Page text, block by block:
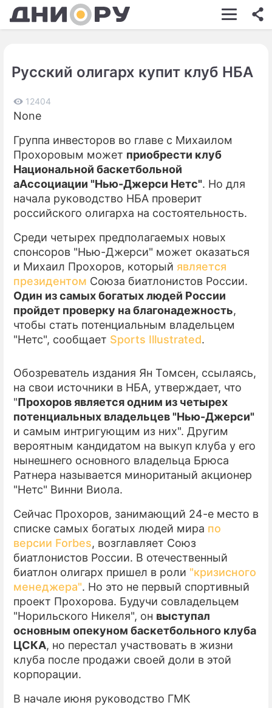
ШОУ-БИЗНЕС
КИНО
ЭКОНОМИКА
ПРОИСШЕСТВИЯ
СОННИК
СЕРИАЛЫ
ИГРЫ
ПРЕСС-РЕЛИЗЫ
О ПРОЕКТЕ
Русский олигарх купит клуб НБА
12404
None
Группа инвесторов во главе с Михаилом
Прохоровым может приобрести клуб
Национальной баскетбольной
аАссоциации "Нью-Джерси Нетс". Но для
начала руководство НБА проверит
российского олигарха на состоятельность.
Среди четырех предполагаемых новых
спонсоров "Нью-Джерси" может оказаться
и Михаил Прохоров, который является
президентом Союза биатлонистов России.
Один из самых богатых людей России
пройдет проверку на благонадежность,
чтобы стать потенциальным владельцем
"Нетс", сообщает Sports Illustrated.
Обозреватель издания Ян Томсен, ссылаясь,
на свои источники в НБА, утверждает, что
"Прохоров является одним из четырех
потенциальных владельцев "Нью-Джерси"
и самым интригующим из них". Другим
вероятным кандидатом на выкуп клуба у его
нынешнего основного владельца Брюса
Ратнера называется миноританый акционер
"Нетс" Винни Виола.
Сейчас Прохоров, занимающий 24-е место в
списке самых богатых людей мира по
версии Forbes, возглавляет Союз
биатлонистов России. В отечественный
биатлон олигарх пришел в роли "кризисного
менеджера". Но это не первый спортивный
проект Прохорова. Будучи совладельцем
"Норильского Никеля", он выступал
основным опекуном баскетбольного клуба
ЦСКА, но перестал участвовать в жизни
клуба после продажи своей доли в этой
корпорации.
В начале июня руководство ГМК